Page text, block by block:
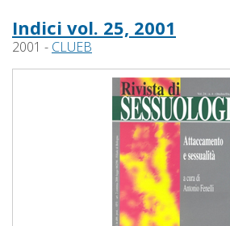
Indici vol. 25, 2001
2001 - CLUEB